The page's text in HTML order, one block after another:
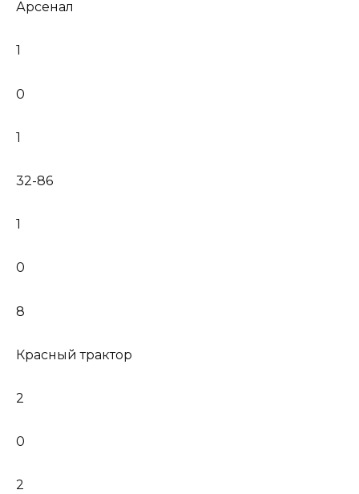
Арсенал
1
0
1
32-86
1
0
8
Красный трактор
2
0
2